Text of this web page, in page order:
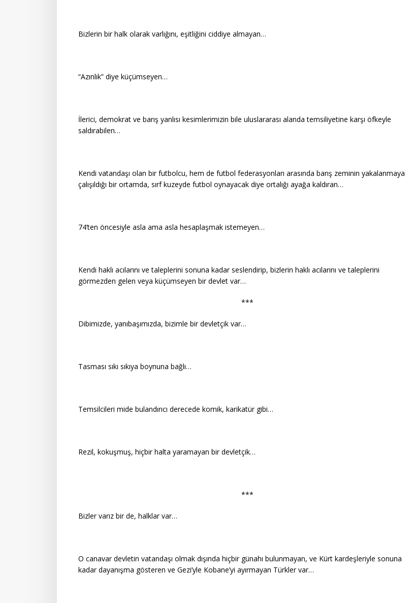
Bizlerin bir halk olarak varlığını, eşitliğini ciddiye almayan…
“Azınlık” diye küçümseyen…
İlerici, demokrat ve barış yanlısı kesimlerimizin bile uluslararası alanda temsiliyetine karşı öfkeyle
saldırabilen…
Kendi vatandaşı olan bir futbolcu, hem de futbol federasyonları arasında barış zeminin yakalanmaya
çalışıldığı bir ortamda, sırf kuzeyde futbol oynayacak diye ortalığı ayağa kaldıran…
74’ten öncesiyle asla ama asla hesaplaşmak istemeyen…
Kendi haklı acılarını ve taleplerini sonuna kadar seslendirip, bizlerin haklı acılarını ve taleplerini
görmezden gelen veya küçümseyen bir devlet var…
***
Dibimizde, yanıbaşımızda, bizimle bir devletçik var…
Tasması sıkı sıkıya boynuna bağlı…
Temsilcileri mide bulandırıcı derecede komik, karikatür gibi…
Rezil, kokuşmuş, hiçbir halta yaramayan bir devletçik…
***
Bizler varız bir de, halklar var…
O canavar devletin vatandaşı olmak dışında hiçbir günahı bulunmayan, ve Kürt kardeşleriyle sonuna
kadar dayanışma gösteren ve Gezi’yle Kobane’yi ayırmayan Türkler var…